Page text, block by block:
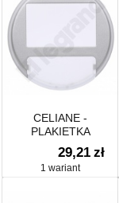
CELIANE -
PLAKIETKA
OŚWIETLENIE
PRZESZKODOWOEGO
29,21 zł
1 wariant